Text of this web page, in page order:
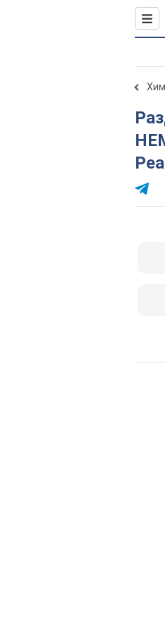
Раздел Тема 2. ПРОСТІ РЕЧОВИНИ МЕТАЛИ І